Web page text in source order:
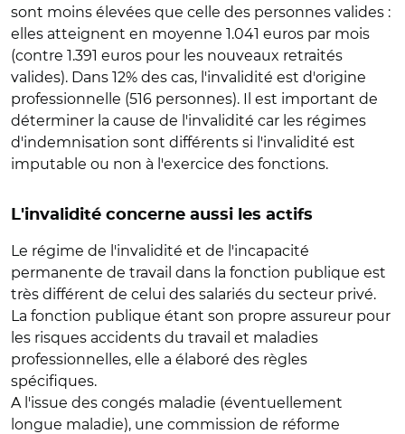
sont moins élevées que celle des personnes valides :
elles atteignent en moyenne 1.041 euros par mois
(contre 1.391 euros pour les nouveaux retraités
valides). Dans 12% des cas, l'invalidité est d'origine
professionnelle (516 personnes). Il est important de
déterminer la cause de l'invalidité car les régimes
d'indemnisation sont différents si l'invalidité est
imputable ou non à l'exercice des fonctions.
L'invalidité concerne aussi les actifs
Le régime de l'invalidité et de l'incapacité
permanente de travail dans la fonction publique est
très différent de celui des salariés du secteur privé.
La fonction publique étant son propre assureur pour
les risques accidents du travail et maladies
professionnelles, elle a élaboré des règles
spécifiques.
A l'issue des congés maladie (éventuellement
longue maladie), une commission de réforme